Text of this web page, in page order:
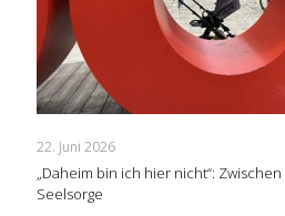
22. Juni 2026
„Daheim bin ich hier nicht“:
Seelsorge